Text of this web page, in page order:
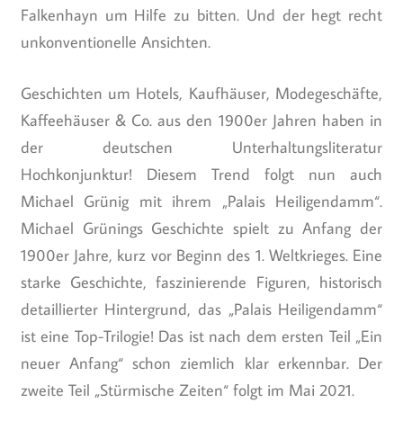
Falkenhayn um Hilfe zu bitten. Und der hegt recht
unkonventionelle Ansichten.
Geschichten um Hotels, Kaufhäuser, Modegeschäfte,
Kaffeehäuser & Co. aus den 1900er Jahren haben in
der deutschen Unterhaltungsliteratur
Hochkonjunktur! Diesem Trend folgt nun auch
Michael Grünig mit ihrem „Palais Heiligendamm“.
Michael Grünings Geschichte spielt zu Anfang der
1900er Jahre, kurz vor Beginn des 1. Weltkrieges. Eine
starke Geschichte, faszinierende Figuren, historisch
detaillierter Hintergrund, das „Palais Heiligendamm“
ist eine Top-Trilogie! Das ist nach dem ersten Teil „Ein
neuer Anfang“ schon ziemlich klar erkennbar. Der
zweite Teil „Stürmische Zeiten“ folgt im Mai 2021.